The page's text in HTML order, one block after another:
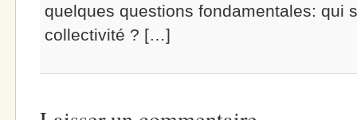
quelques questions fondamentales: qui
collectivité ? […]